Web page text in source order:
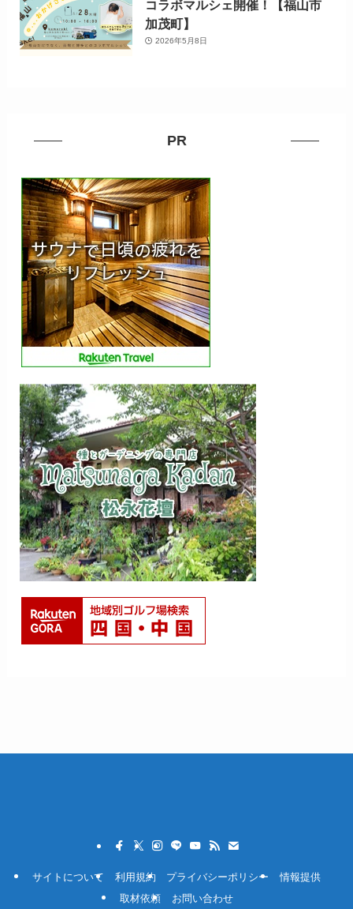
コラボマルシェ開催！【福山市
加茂町】
2026年5月8日
PR
サイトについて 利用規約 プライバシーポリシー
情報提供
取材依頼
お問い合わせ